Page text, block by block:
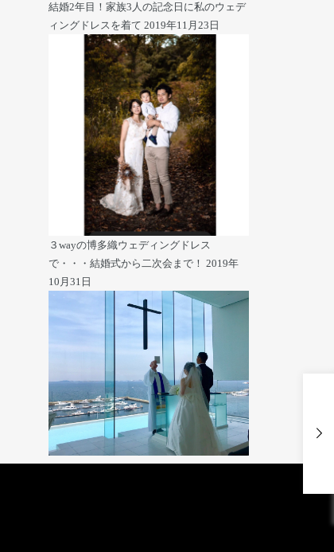
結婚2年目！家族3人の記念日に私のウェデ
ィングドレスを着て 2019年11月23日
３wayの博多織ウェディングドレス
で・・・結婚式から二次会まで！ 2019年
10月31日